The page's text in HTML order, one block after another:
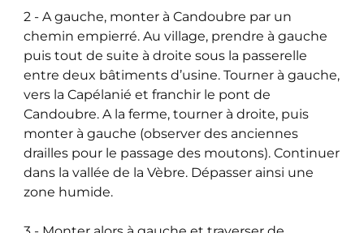
2 - A gauche, monter à Candoubre par un
chemin empierré. Au village, prendre à gauche
puis tout de suite à droite sous la passerelle
entre deux bâtiments d’usine. Tourner à gauche,
vers la Capélanié et franchir le pont de
Candoubre. A la ferme, tourner à droite, puis
monter à gauche (observer des anciennes
drailles pour le passage des moutons). Continuer
dans la vallée de la Vèbre. Dépasser ainsi une
zone humide.